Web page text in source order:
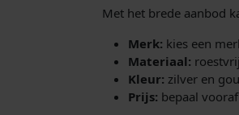
Met het brede aanbod
Merk: kies een
Materiaal:
Kleur: zilver en
Prijs: bepaal